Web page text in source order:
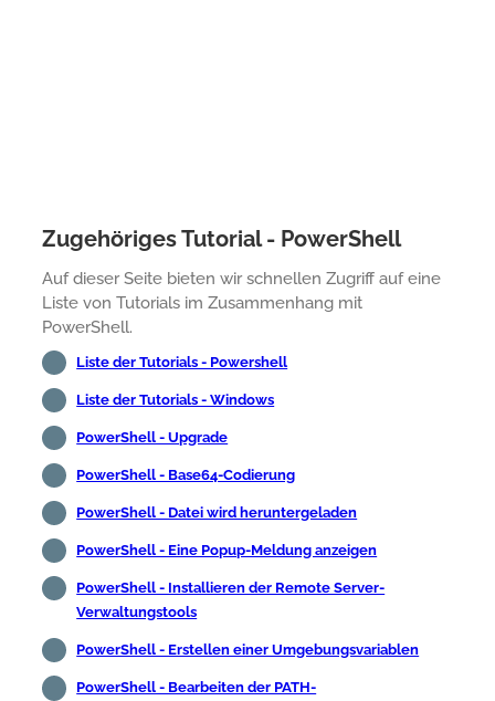
Zugehöriges Tutorial - PowerShell
Auf dieser Seite bieten wir schnellen Zugriff auf eine
Liste von Tutorials im Zusammenhang mit
PowerShell.
Liste der Tutorials - Powershell
Liste der Tutorials - Windows
PowerShell - Upgrade
PowerShell - Base64-Codierung
PowerShell - Datei wird heruntergeladen
PowerShell - Eine Popup-Meldung anzeigen
PowerShell - Installieren der Remote Server-
Verwaltungstools
PowerShell - Erstellen einer Umgebungsvariablen
PowerShell - Bearbeiten der PATH-